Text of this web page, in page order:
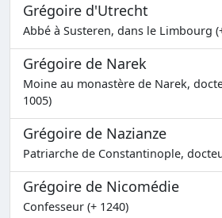
Grégoire d'Utrecht
Abbé à Susteren, dans le Limbourg
Grégoire de Narek
Moine au monastère de Narek,
1005)
Grégoire de Nazianze
Patriarche de Constantinople,
Grégoire de Nicomédie
Confesseur (+ 1240)